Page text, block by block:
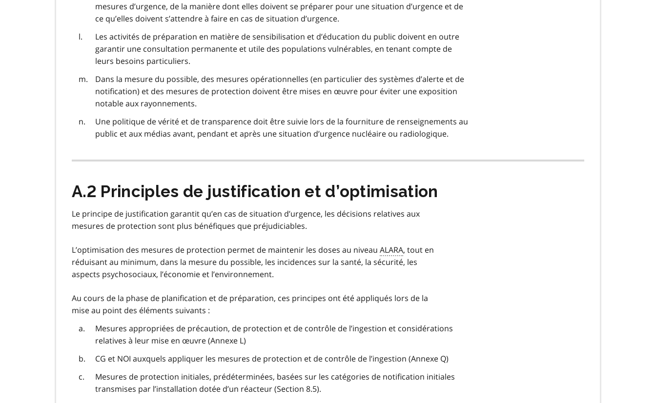
mesures d’urgence, de la manière dont elles doivent se préparer pour une situation d’urgence et de
ce qu’elles doivent s’attendre à faire en cas de situation d’urgence.
Les activités de préparation en matière de sensibilisation et d’éducation du public doivent en outre
garantir une consultation permanente et utile des populations vulnérables, en tenant compte de
leurs besoins particuliers.
Dans la mesure du possible, des mesures opérationnelles (en particulier des systèmes d’alerte et de
notification) et des mesures de protection doivent être mises en œuvre pour éviter une exposition
notable aux rayonnements.
Une politique de vérité et de transparence doit être suivie lors de la fourniture de renseignements au
public et aux médias avant, pendant et après une situation d’urgence nucléaire ou radiologique.
A.2 Principles de justification et d’optimisation
Le principe de justification garantit qu’en cas de situation d’urgence, les décisions relatives aux
mesures de protection sont plus bénéfiques que préjudiciables.
L’optimisation des mesures de protection permet de maintenir les doses au niveau ALARA, tout en
réduisant au minimum, dans la mesure du possible, les incidences sur la santé, la sécurité, les
aspects psychosociaux, l’économie et l’environnement.
Au cours de la phase de planification et de préparation, ces principes ont été appliqués lors de la
mise au point des éléments suivants :
Mesures appropriées de précaution, de protection et de contrôle de l’ingestion et considérations
relatives à leur mise en œuvre (Annexe L)
CG et NOI auxquels appliquer les mesures de protection et de contrôle de l’ingestion (Annexe Q)
Mesures de protection initiales, prédéterminées, basées sur les catégories de notification initiales
transmises par l’installation dotée d’un réacteur (Section 8.5).